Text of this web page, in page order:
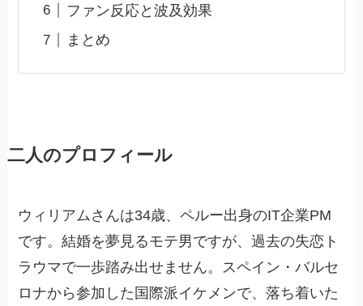
ファン反応と波及効果
まとめ
二人のプロフィール
ウィリアムさんは34歳、ペルー出身のIT企業PM
です。結婚を夢見るモテ男ですが、過去の失恋ト
ラウマで一歩踏み出せません。スペイン・バルセ
ロナから参加した国際派イケメンで、落ち着いた